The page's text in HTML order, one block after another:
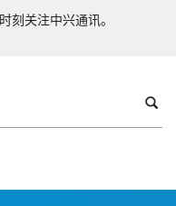
刻关注中兴通讯。